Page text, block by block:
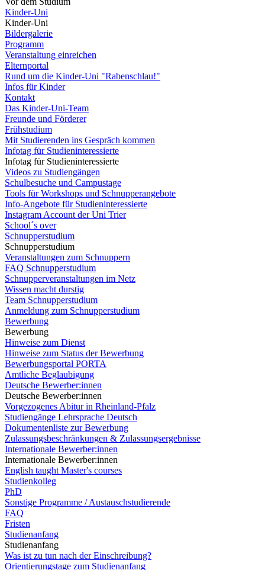
Kinder-Uni
Kinder-Uni
Bildergalerie
Programm
Veranstaltung einreichen
Elternportal
Rund um die Kinder-Uni "Rabenschlau!"
Infos für Kinder
Kontakt
Das Kinder-Uni-Team
Freunde und Förderer
Frühstudium
Mit Studierenden ins Gespräch kommen
Infotag für Studieninteressierte
Infotag für Studieninteressierte
Videos zu Studiengängen
Schulbesuche und Campustage
Tools für Workshops und Schnupperangebote
Info-Angebote für Studieninteressierte
Instagram Account der Uni Trier
School´s over
Schnupperstudium
Schnupperstudium
Veranstaltungen zum Schnuppern
FAQ Schnupperstudium
Schnupperveranstaltungen im Netz
Wissen macht durstig
Team Schnupperstudium
Anmeldung zum Schnupperstudium
Bewerbung
Bewerbung
Hinweise zum Dienst
Hinweise zum Status der Bewerbung
Bewerbungsportal PORTA
Amtliche Beglaubigung
Deutsche Bewerber:innen
Deutsche Bewerber:innen
Vorgezogenes Abitur in Rheinland-Pfalz
Studiengänge Lehrsprache Deutsch
Dokumentenliste zur Bewerbung
Zulassungsbeschränkungen & Zulassungsergebnisse
Internationale Bewerber:innen
Internationale Bewerber:innen
English taught Master's courses
Studienkolleg
PhD
Sonstige Programme / Austauschstudierende
FAQ
Fristen
Studienanfang
Studienanfang
Was ist zu tun nach der Einschreibung?
Orientierungstage zum Studienanfang